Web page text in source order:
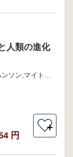
人類の進化
円
＋